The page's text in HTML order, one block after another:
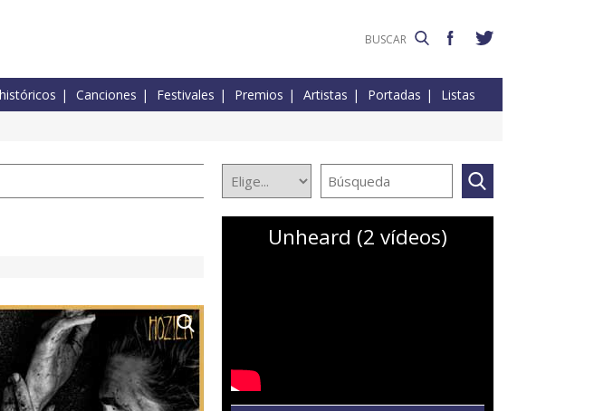
Canciones Festivales Premios Artistas Portadas Listas
Unheard (2 vídeos)